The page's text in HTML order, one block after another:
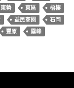
東勢 東區
梧棲
益民商圈
石岡
豐原
霧峰